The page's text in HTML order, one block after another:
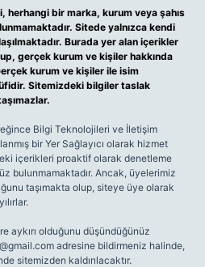
herhangi bir marka, kurum veya şahıs
Sitede yalnızca kendi
Burada yer alan içerikler
gerçek kurum ve kişiler hakkında
kurum ve kişiler ile isim
Sitemizdeki bilgiler taslak
Bilgi Teknolojileri ve İletişim
bir Yer Sağlayıcı olarak hizmet
içerikleri proaktif olarak denetleme
bulunmamaktadır. Ancak, üyelerimiz
taşımakta olup, siteye üye olarak
aykırı olduğunu düşündüğünüz
adresine bildirmeniz halinde,
sitemizden kaldırılacaktır.